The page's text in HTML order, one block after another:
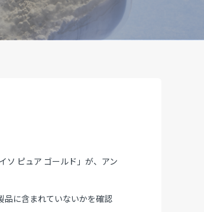
ソ ピュア ゴールド」が、アン
品に含まれていないかを確認